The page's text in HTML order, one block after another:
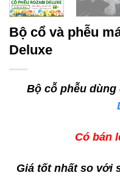
Bộ cổ và phễu
Deluxe
Bộ cỗ phễu dùng
Có bán
Giá tốt nhất so với